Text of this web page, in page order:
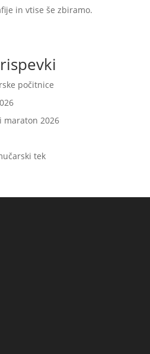
in vtise še zbiramo.
počitnice
maraton 2026
tek